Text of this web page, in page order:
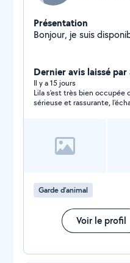
Présentation
Bonjour, je suis
Dernier avis laissé
Il y a 15 jours
Lila s'est très bien occupée de mon
sérieuse et rassurante,
Garde d’animal
Voir le profil